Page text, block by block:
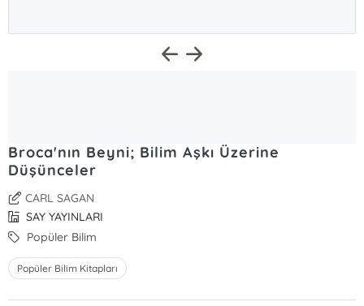
Broca'nın Beyni; Bilim Aşkı Üzerine
Düşünceler
CARL SAGAN
SAY YAYINLARI
Popüler Bilim
Popüler Bilim Kitapları